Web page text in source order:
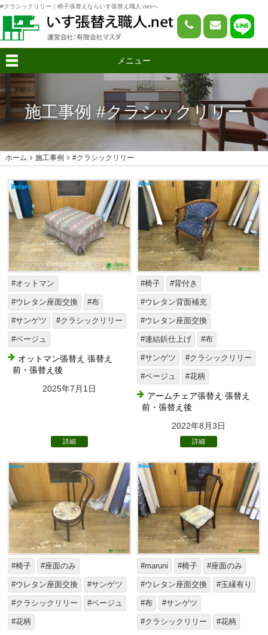
#クラシックリリー｜椅子張替えならいす張替え職人.netへ
メニュー
施工事例 #クラシックリリー
ホーム 施工事例 #クラシックリリー
#オットマン
#ウレタン座面交換 #布
#サンゲツ #クラシックリリー
#ベージュ
オットマン張替え 張替え
前・張替え後
2025年7月1日
詳細
#椅子 #背付き
#ウレタン背面補充
#ウレタン座面交換
#連結鋲仕上げ #布
#サンゲツ #クラシックリリー
#ベージュ #花柄
アームチェア張替え 張替え
前・張替え後
2022年8月3日
詳細
#椅子 #座面のみ
#ウレタン座面交換 #サンゲツ
#クラシックリリー #ベージュ
#花柄
#maruni #椅子 #座面のみ
#ウレタン座面交換 #玉縁有り
#布 #サンゲツ
#クラシックリリー #花柄